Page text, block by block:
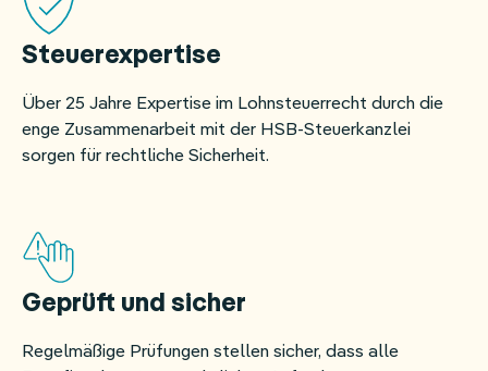
Steuerexpertise
Über 25 Jahre Expertise im Lohnsteuerrecht durch die
enge Zusammenarbeit mit der HSB-Steuerkanzlei
sorgen für rechtliche Sicherheit.
Geprüft und sicher
Regelmäßige Prüfungen stellen sicher, dass alle